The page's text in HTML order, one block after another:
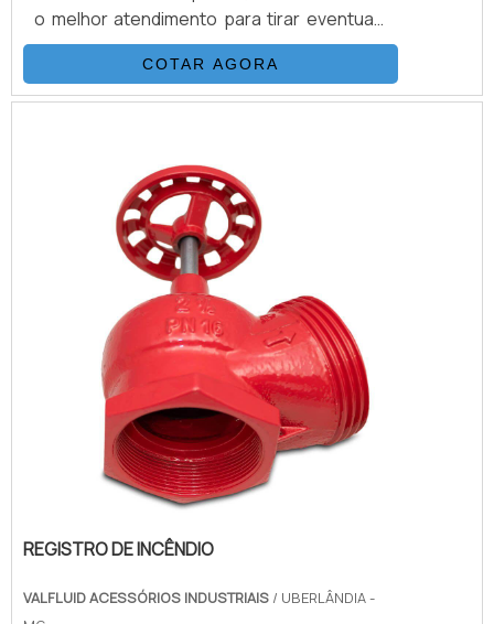
o melhor atendimento para tirar eventuais
dúvidas, além de encontrar qualidade e
preço justo em um só lugar.Quando a
procura é por registro de hidrante 2 1 2,
comprometimento com o resultado fina...
COTAR AGORA
REGISTRO DE INCÊNDIO
VALFLUID ACESSÓRIOS INDUSTRIAIS / UBERLÂNDIA -